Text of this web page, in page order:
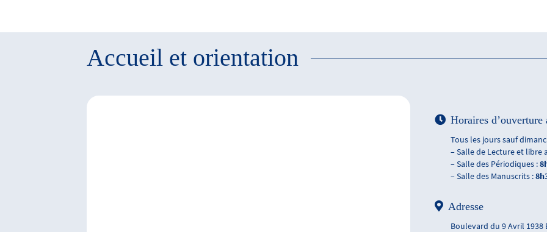
Accueil et orientation
Horaires d’ouverture
Tous les jours sauf
– Salle de Lecture et libre
– Salle des Périodiques :
– Salle des Manuscrits :
Adresse
Boulevard du 9 Avril 1938